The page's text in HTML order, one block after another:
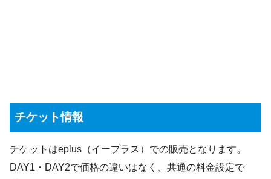
チケット情報
チケットはeplus（イープラス）での販売となります。
DAY1・DAY2で価格の違いはなく、共通の料金設定で